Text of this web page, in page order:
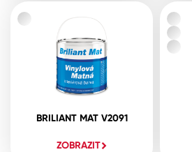
BRILIANT MAT V2091
ZOBRAZIT